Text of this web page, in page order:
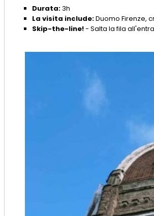
Durata:3h
La visita include:Duomo Firenze,
Skip-the-line!- Salta la fila